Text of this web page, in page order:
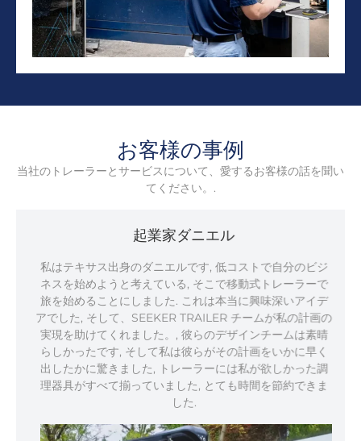
お客様の事例
当社のトレーラーとサービスについて、愛するお客様の話を聞い
てください。.
起業家ダニエル
私はテキサス出身のダニエルです, 低コストで自分のビジ
ネスを始めようと考えている, そこで移動式トレーラーで
旅を始めることにしました. これは本当に興味深いアイデ
アでした, そして、SEEKER TRAILER チームが私の計画の
実現を助けてくれました。, 彼らのデザインチームは素晴
らしかったです, そして私は彼らがその計画をいかに早く
出したかに驚きました, トレーラーには私が欲しかった調
理器具がすべて揃っていました, とても時間を節約できま
した.